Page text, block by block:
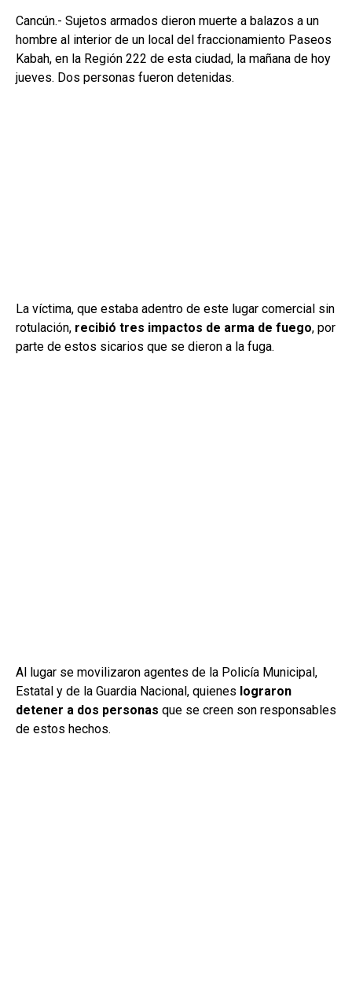
Cancún.- Sujetos armados dieron muerte a balazos a un
hombre al interior de un local del fraccionamiento Paseos
Kabah, en la Región 222 de esta ciudad, la mañana de hoy
jueves. Dos personas fueron detenidas.
La víctima, que estaba adentro de este lugar comercial sin
rotulación, recibió tres impactos de arma de fuego, por
parte de estos sicarios que se dieron a la fuga.
Al lugar se movilizaron agentes de la Policía Municipal,
Estatal y de la Guardia Nacional, quienes lograron
detener a dos personas que se creen son responsables
de estos hechos.